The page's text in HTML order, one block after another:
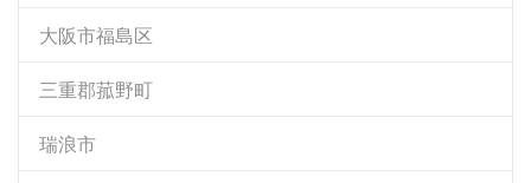
大阪市福島区
三重郡菰野町
瑞浪市